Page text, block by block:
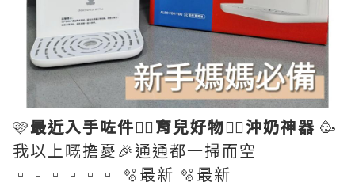
🩷最近入手咗件💁‍♀️育兒好物💁‍♀️沖奶神器 🥳
我以上嘅擔憂🎉通通都一掃而空
▫️▫️▫️▫️▫️▫️ 🫧最新 🫧最新